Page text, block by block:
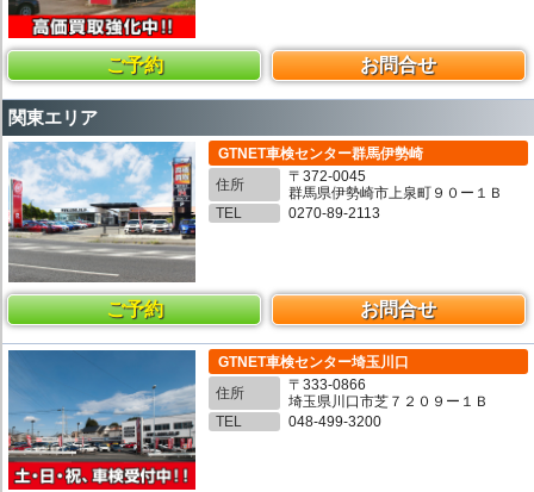
ご予約 お問合せ
関東エリア
GTNET車検センター群馬伊勢崎
住所
〒372-0045
群馬県伊勢崎市上泉町９０ー１Ｂ
TEL
0270-89-2113
ご予約 お問合せ
GTNET車検センター埼玉川口
住所
〒333-0866
埼玉県川口市芝７２０９ー１Ｂ
TEL
048-499-3200